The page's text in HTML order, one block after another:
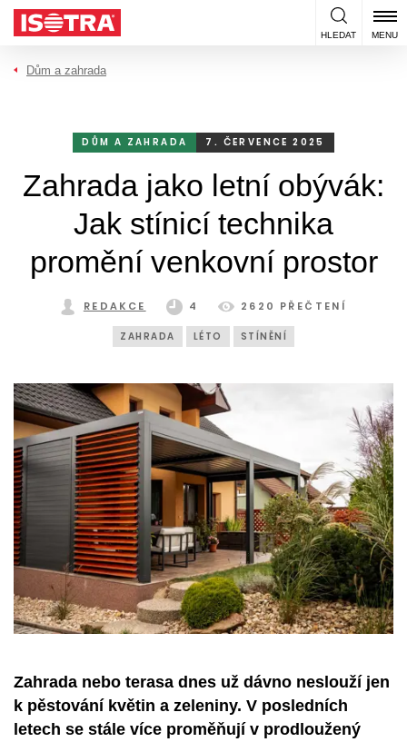
Přeskočit na obsah
HLEDAT MENU
Dům a zahrada
DŮM A ZAHRADA 7. ČERVENCE 2025
Zahrada jako letní obývák:
Jak stínicí technika
promění venkovní prostor
REDAKCE 4 2620 PŘEČTENÍ
ZAHRADA LÉTO STÍNĚNÍ
Zahrada nebo terasa dnes už dávno neslouží jen
k pěstování květin a zeleniny. V posledních
letech se stále více proměňují v prodloužený